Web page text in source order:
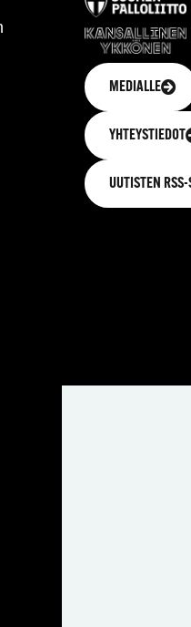
MEDIALLE
YHTEYSTIEDOT
UUTISTEN RSS-